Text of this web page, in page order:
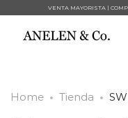
VENTA MAYORISTA |
Home Tienda